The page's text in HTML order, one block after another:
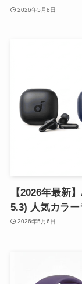
2026年5月8日
【2026年最新
5.3) 人気カラ
2026年5月6日